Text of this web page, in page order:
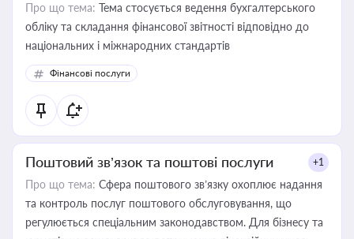
Про що тема: Тема стосується ведення бухгалтерського
обліку та складання фінансової звітності відповідно до
національних і міжнародних стандартів
Фінансові послуги
Поштовий зв’язок та поштові послуги +1
Про що тема: Сфера поштового зв’язку охоплює надання
та контроль послуг поштового обслуговування, що
регулюється спеціальним законодавством. Для бізнесу та